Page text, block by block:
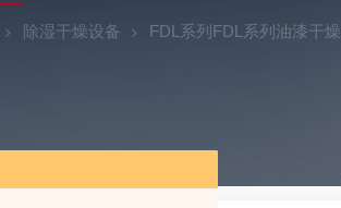
除湿干燥设备 FDL系列FDL系列油漆干